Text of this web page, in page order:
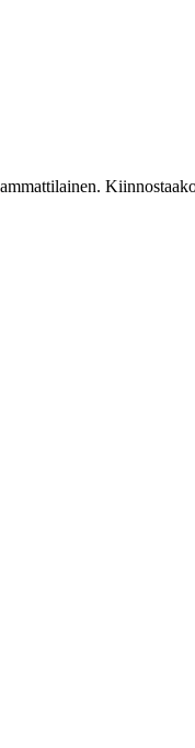
ammattilainen.